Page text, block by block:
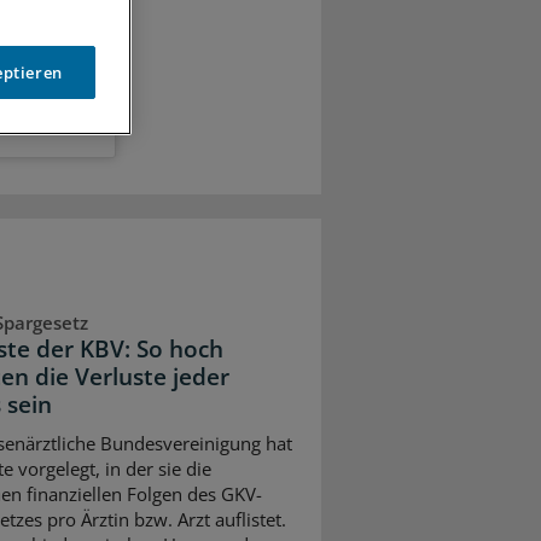
der KBV: So hoch
die Verluste jeder
sein
Bundesvereinigung hat
vorgelegt, in der sie die
finanziellen Folgen des GKV-
pro Ärztin bzw. Arzt auflistet.